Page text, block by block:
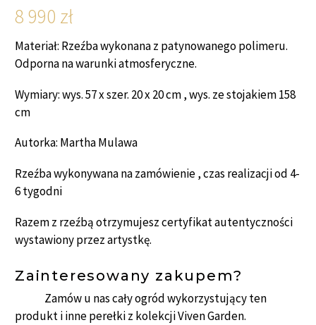
8 990 zł
Materiał: Rzeźba wykonana z patynowanego polimeru.
Odporna na warunki atmosferyczne.
Wymiary:wys. 57 x szer. 20 x 20 cm , wys. ze stojakiem 158
cm
Autorka: Martha Mulawa
Rzeźba wykonywana na zamówienie , czas realizacji od 4-
6 tygodni
Razem z rzeźbą otrzymujesz certyfikat autentyczności
wystawiony przez artystkę.
Zainteresowany zakupem?
Zamów u nas cały ogród wykorzystujący ten
produkt i inne perełki z kolekcji Viven Garden.